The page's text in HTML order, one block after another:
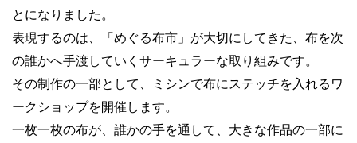
とになりました。
表現するのは、「めぐる布市」が大切にしてきた、布を次
の誰かへ手渡していくサーキュラーな取り組みです。
その制作の一部として、ミシンで布にステッチを入れるワ
ークショップを開催します。
一枚一枚の布が、誰かの手を通して、大きな作品の一部に